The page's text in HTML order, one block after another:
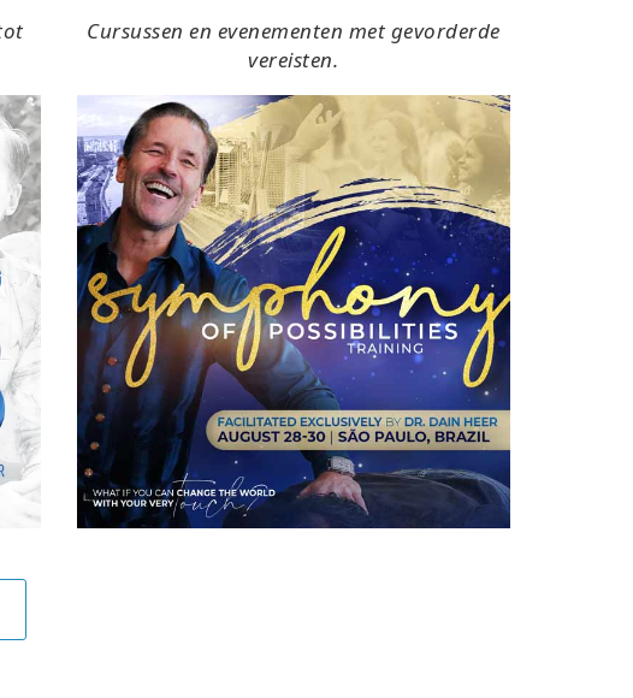
Cursussen en evenementen met gevorderde
vereisten.